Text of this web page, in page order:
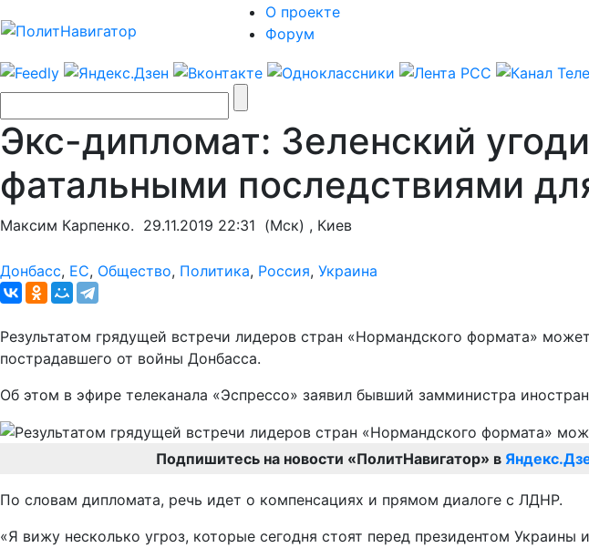
О проекте
Форум
Экс-дипломат: Зеленский
фатальными последствиями
Максим Карпенко. 29.11.2019 22:31 (Мск) , Киев
Донбасс, ЕС, Общество, Политика, Россия, Украина
Результатом грядущей встречи лидеров стран «Нормандского формата»
пострадавшего от войны Донбасса.
Об этом в эфире телеканала «Эспрессо» заявил бывший замминистра
Подпишитесь на новости «ПолитНавигатор» в
По словам дипломата, речь идет о компенсациях и прямом диалоге с ЛДНР.
«Я вижу несколько угроз, которые сегодня стоят перед президентом